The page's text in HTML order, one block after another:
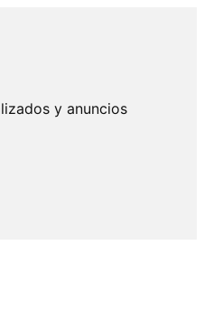
y anuncios